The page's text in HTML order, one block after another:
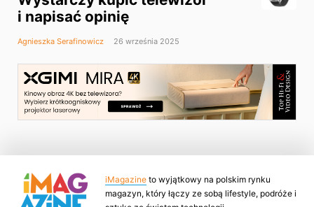
i napisać opinię
Agnieszka Serafinowicz 26 września 2025
iMagazine to wyjątkowy na polskim rynku
magazyn, który łączy ze sobą lifestyle, podróże i